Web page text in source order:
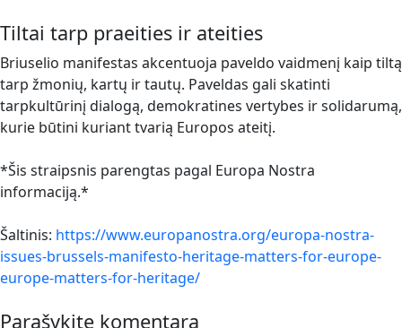
Tiltai tarp praeities ir ateities
Briuselio manifestas akcentuoja paveldo vaidmenį kaip tiltą
tarp žmonių, kartų ir tautų. Paveldas gali skatinti
tarpkultūrinį dialogą, demokratines vertybes ir solidarumą,
kurie būtini kuriant tvarią Europos ateitį.
*Šis straipsnis parengtas pagal Europa Nostra
informaciją.*
Šaltinis: https://www.europanostra.org/europa-nostra-
issues-brussels-manifesto-heritage-matters-for-europe-
europe-matters-for-heritage/
Parašykite komentarą